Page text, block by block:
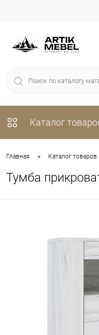
Каталог
Главная • Каталог товаров
Тумба